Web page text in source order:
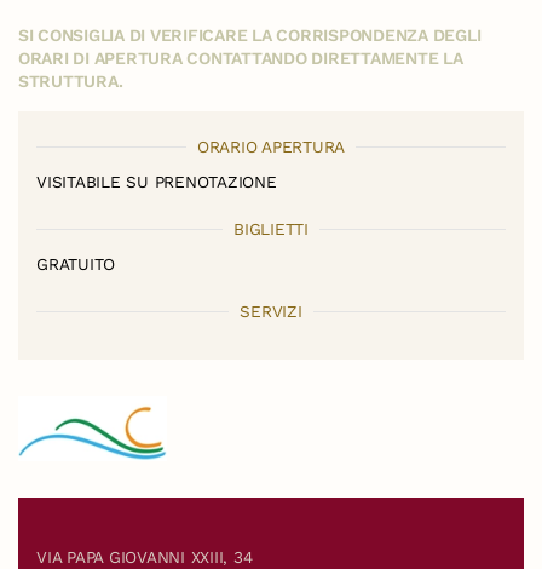
SI CONSIGLIA DI VERIFICARE LA CORRISPONDENZA DEGLI
ORARI DI APERTURA CONTATTANDO DIRETTAMENTE LA
STRUTTURA.
ORARIO APERTURA
VISITABILE SU PRENOTAZIONE
BIGLIETTI
GRATUITO
SERVIZI
VIA PAPA GIOVANNI XXIII, 34